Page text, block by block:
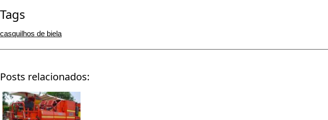
Tags
casquilhos de biela
Posts relacionados: